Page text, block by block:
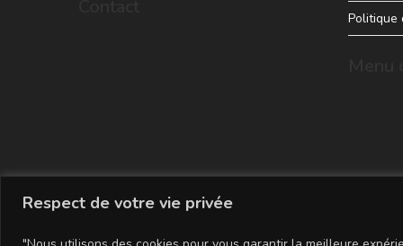
Respect de votre vie privée
Politique